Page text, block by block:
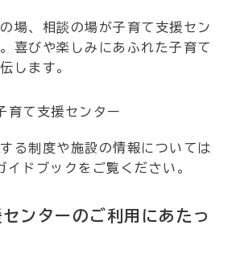
場、相談の場が子育て支援セン
喜びや楽しみにあふれた子育て
します。
る制度や施設の情報については
イドブックをご覧ください。
ンターのご利用にあたっ